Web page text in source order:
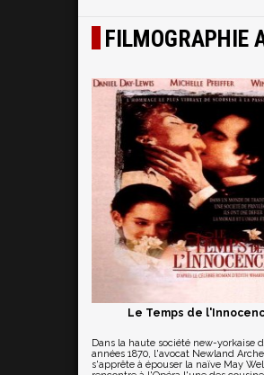
FILMOGRAPHIE
Le Temps de
Dans la haute société new-yorkaise
années 1870, l'avocat Newland
s'apprête à épouser la naïve May